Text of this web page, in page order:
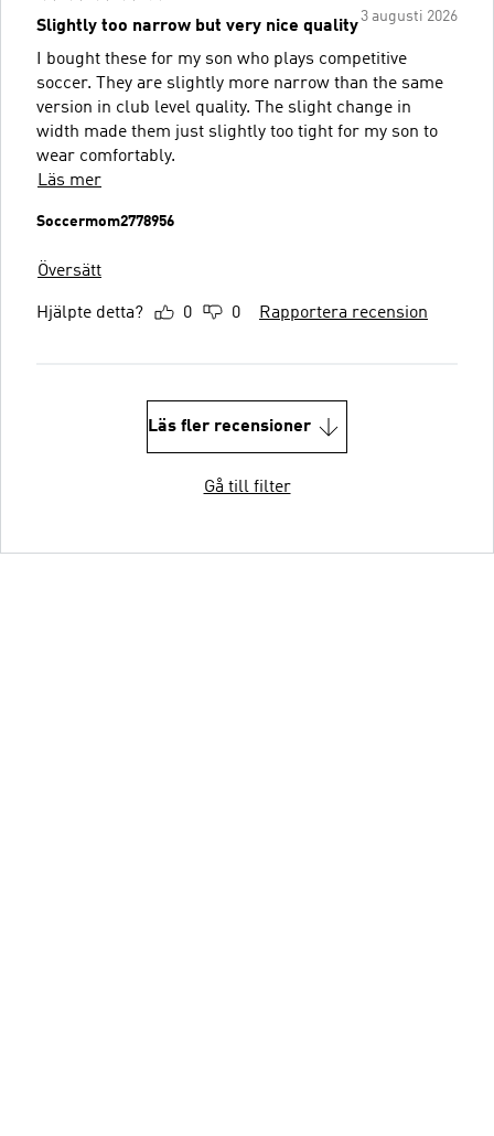
3 augusti 2026
Slightly too narrow but very nice quality
I bought these for my son who plays competitive
soccer. They are slightly more narrow than the same
version in club level quality. The slight change in
width made them just slightly too tight for my son to
wear comfortably.
Läs mer
Soccermom2778956
Översätt
Hjälpte detta? 0 0 Rapportera recension
Läs fler recensioner
Gå till filter